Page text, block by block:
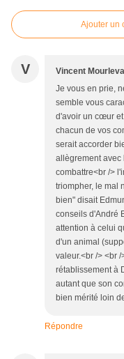
Ajouter un
V Vincent
Je vous en prie,
semble vous
d'avoir un cœur et
chacun de vos
serait accorder
allègrement avec
combattre<br />
triompher, le mal
bien" disait
conseils d'André
attention à celui
d'un animal
valeur.<br /> <br
rétablissement à
autant que son
bien mérité loin
Répondre